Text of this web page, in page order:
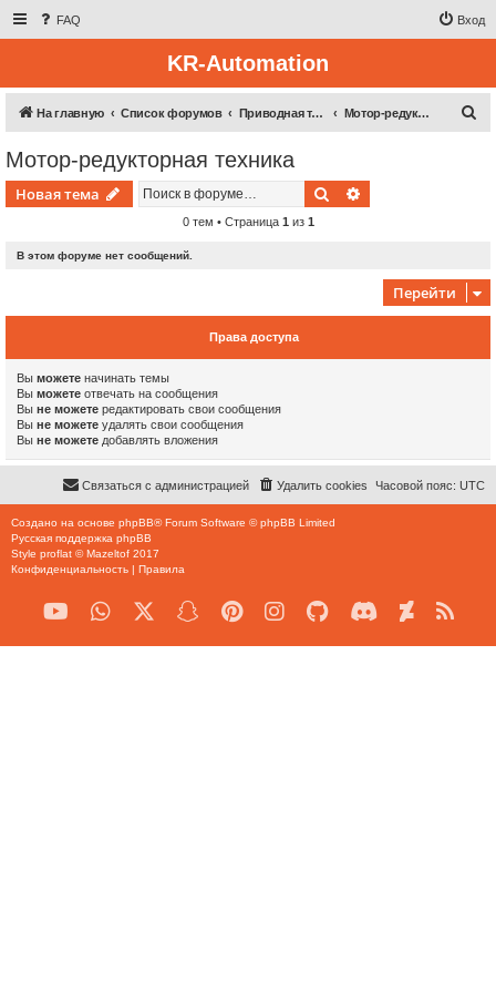
FAQ Вход
KR-Automation
На главную Список форумов Приводная техника Мотор-редукторная техника
Мотор-редукторная техника
Новая тема Поиск
0 тем • Страница 1 из 1
В этом форуме нет сообщений.
Перейти
Права доступа
Вы можете начинать темы
Вы можете отвечать на сообщения
Вы не можете редактировать свои сообщения
Вы не можете удалять свои сообщения
Вы не можете добавлять вложения
Часовой пояс: UTC
Удалить cookies
Связаться с администрацией
Создано на основе phpBB® Forum Software © phpBB Limited
Русская поддержка phpBB
Style proflat ©Mazeltof 2017
Конфиденциальность | Правила